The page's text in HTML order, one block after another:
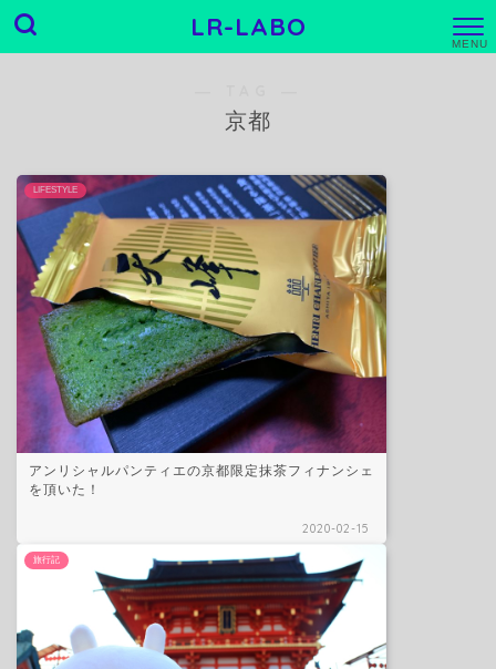
LR-LABO
E
京都
LIFESTYLE
アンリシャルパンティエの京都限定抹茶フィナンシェ
を頂いた！
2020-02-15
旅行記